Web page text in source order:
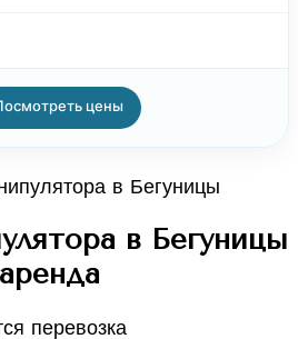
цены
в Бегуницы
аренда
перевозка